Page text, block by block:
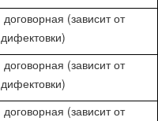
договорная (зависит от
дифектовки)
договорная (зависит от
дифектовки)
договорная (зависит от